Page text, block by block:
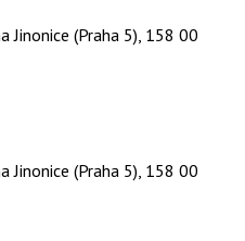
(Praha 5), 158 00
(Praha 5), 158 00